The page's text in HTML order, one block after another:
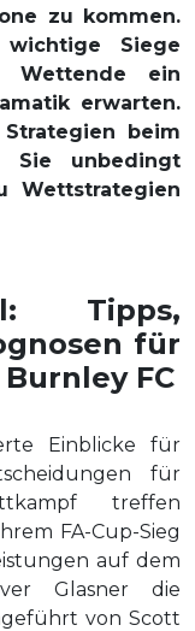
zu kommen.
Siege
Wettende ein
erwarten.
beim
Sie unbedingt
Wettstrategien
Tipps,
für
FC
Einblicke für
für
treffen
FA-Cup-Sieg
auf dem
Glasner die
von Scott